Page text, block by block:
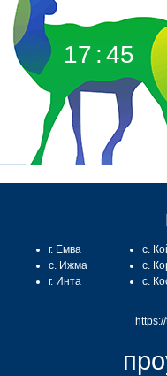
17 :45
г. Емва
с. Ижма
г. Инта
с.
с.
с.